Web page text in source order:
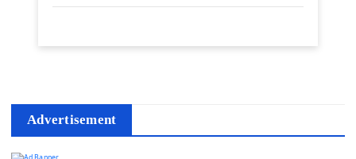
Advertisement